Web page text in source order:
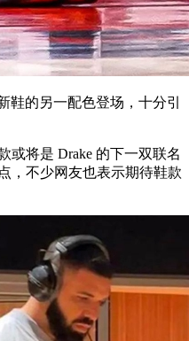
的另一配色登场，十分引
将是 Drake 的下一双联名
，不少网友也表示期待鞋款